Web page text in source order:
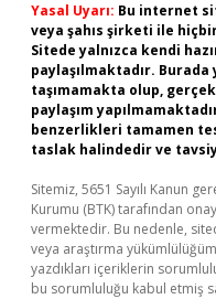
Yasal Uyarı: Bu internet
veya şahıs şirketi ile
Sitede yalnızca kendi
paylaşılmaktadır.
taşımamakta olup,
paylaşım
benzerlikleri tamamen
taslak halindedir ve
Sitemiz, 5651 Sayılı Kanun
Kurumu (BTK) tarafından
vermektedir. Bu nedenle,
veya araştırma
yazdıkları içeriklerin
bu sorumluluğu kabul etmiş